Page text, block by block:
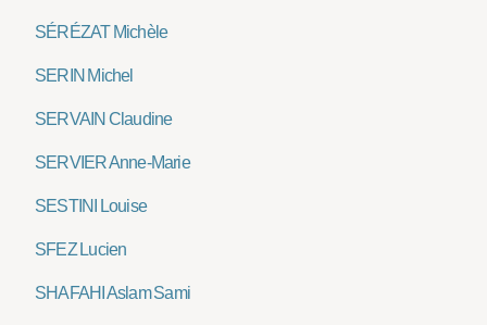
SÉRÉZAT Michèle
SERIN Michel
SERVAIN Claudine
SERVIER Anne-Marie
SESTINI Louise
SFEZ Lucien
SHAFAHI Aslam Sami